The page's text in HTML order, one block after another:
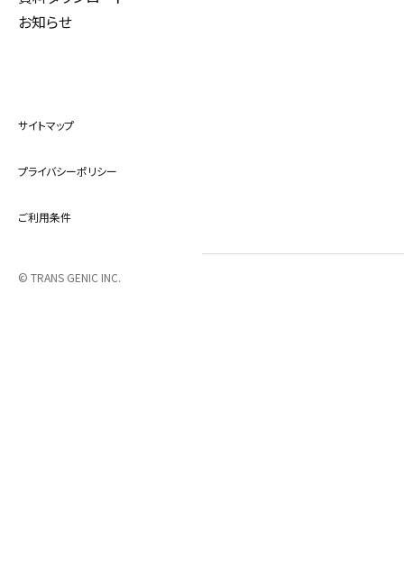
お知らせ
サイトマップ
プライバシーポリシー
ご利用条件
© TRANS GENIC INC.